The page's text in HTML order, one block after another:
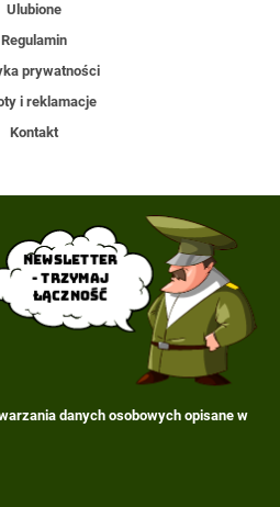
Ulubione
Regulamin
prywatności
i reklamacje
Kontakt
danych osobowych opisane w
Newsletter
- trzymaj
łączność